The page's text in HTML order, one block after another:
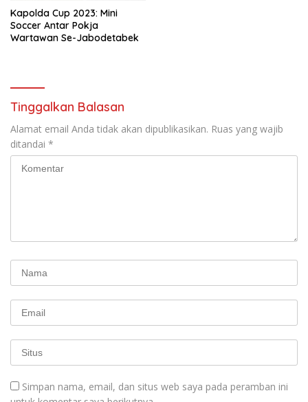
Kapolda Cup 2023: Mini
Soccer Antar Pokja
Wartawan Se-Jabodetabek
Tinggalkan Balasan
Alamat email Anda tidak akan dipublikasikan. Ruas yang wajib
ditandai *
Simpan nama, email, dan situs web saya pada peramban ini